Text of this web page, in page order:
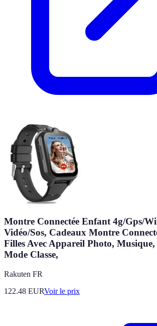
Montre Connectée Enfant 4g/Gps/
Vidéo/Sos, Cadeaux Montre
Filles Avec Appareil Photo,
Mode Classe,
Rakuten FR
122.48 EURVoir le prix